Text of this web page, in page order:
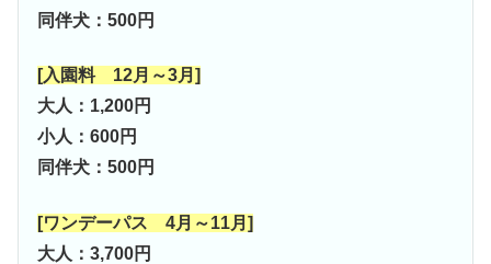
同伴犬：500円
[入園料 12月～3月]
大人：1,200円
小人：600円
同伴犬：500円
[ワンデーパス 4月～11月]
大人：3,700円